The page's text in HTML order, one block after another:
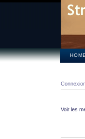
HOME
Voir les